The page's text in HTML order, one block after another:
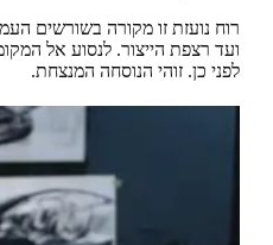
רוח נועזת זו מקורה בשורשים
ועד רצפת הייצור. לנסוע אל
לפני כן. זוהי הנוסחה המנצחת.